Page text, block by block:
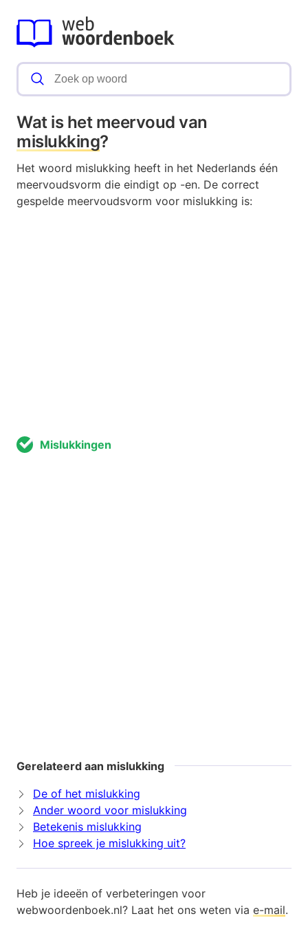
Wat is het meervoud van
mislukking?
Het woord mislukking heeft in het Nederlands één
meervoudsvorm die eindigt op -en. De correct
gespelde meervoudsvorm voor mislukking is:
Mislukkingen
Gerelateerd aan mislukking
De of het mislukking
Ander woord voor mislukking
Betekenis mislukking
Hoe spreek je mislukking uit?
Heb je ideeën of verbeteringen voor
webwoordenboek.nl? Laat het ons weten via e-mail.